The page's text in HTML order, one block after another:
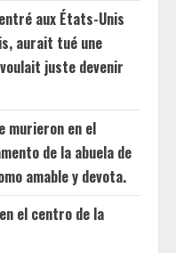
aux États-Unis
aurait tué une
juste devenir
murieron en el
de la abuela de
amable y devota.
el centro de la